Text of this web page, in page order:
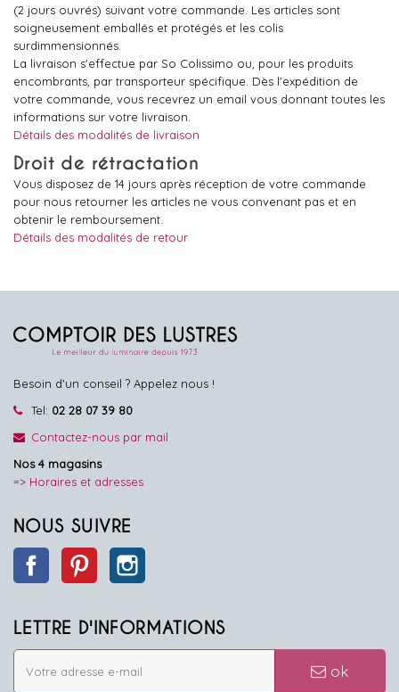
(2 jours ouvrés) suivant votre commande. Les articles sont
soigneusement emballés et protégés et les colis
surdimmensionnés.
La livraison s'effectue par So Colissimo ou, pour les produits
encombrants, par transporteur spécifique. Dès l'expédition de
votre commande, vous recevrez un email vous donnant toutes les
informations sur votre livraison.
Détails des modalités de livraison
Droit de rétractation
Vous disposez de 14 jours après réception de votre commande
pour nous retourner les articles ne vous convenant pas et en
obtenir le remboursement.
Détails des modalités de retour
Besoin d'un conseil ? Appelez nous !
Tel: 02 28 07 39 80
Contactez-nous par mail
Nos 4 magasins
=> Horaires et adresses
NOUS SUIVRE
Facebook Pinterest
LETTRE D'INFORMATIONS
ok